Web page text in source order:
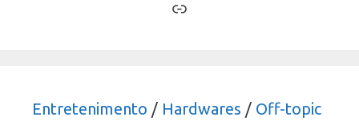
Link
Entretenimento / Hardwares / Off-topic